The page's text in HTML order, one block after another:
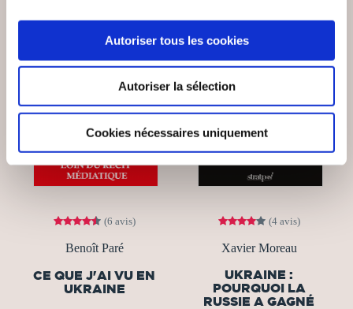
Autoriser tous les cookies
Autoriser la sélection
Cookies nécessaires uniquement
(6 avis)
Benoît Paré
CE QUE J'AI VU EN
UKRAINE
(4 avis)
Xavier Moreau
UKRAINE :
POURQUOI LA
RUSSIE A GAGNÉ